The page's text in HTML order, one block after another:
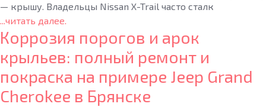
— крышу. Владельцы Nissan X-Trail часто сталк
...читать далее.
Коррозия порогов и арок
крыльев: полный ремонт и
покраска на примере Jeep Grand
Cherokee в Брянске